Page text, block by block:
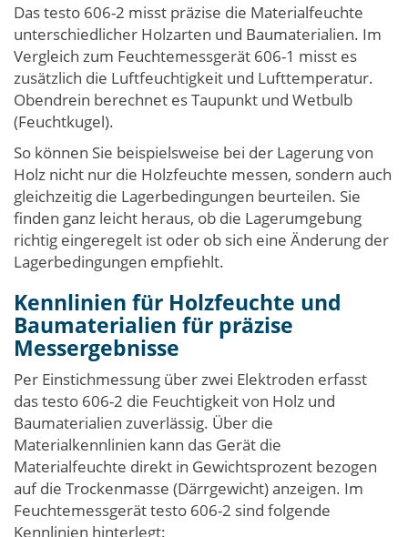
Das testo 606-2 misst präzise die Materialfeuchte
unterschiedlicher Holzarten und Baumaterialien. Im
Vergleich zum Feuchtemessgerät 606-1 misst es
zusätzlich die Luftfeuchtigkeit und Lufttemperatur.
Obendrein berechnet es Taupunkt und Wetbulb
(Feuchtkugel).
So können Sie beispielsweise bei der Lagerung von
Holz nicht nur die Holzfeuchte messen, sondern auch
gleichzeitig die Lagerbedingungen beurteilen. Sie
finden ganz leicht heraus, ob die Lagerumgebung
richtig eingeregelt ist oder ob sich eine Änderung der
Lagerbedingungen empfiehlt.
Kennlinien für Holzfeuchte und
Baumaterialien für präzise
Messergebnisse
Per Einstichmessung über zwei Elektroden erfasst
das testo 606-2 die Feuchtigkeit von Holz und
Baumaterialien zuverlässig. Über die
Materialkennlinien kann das Gerät die
Materialfeuchte direkt in Gewichtsprozent bezogen
auf die Trockenmasse (Därrgewicht) anzeigen. Im
Feuchtemessgerät testo 606-2 sind folgende
Kennlinien hinterlegt: